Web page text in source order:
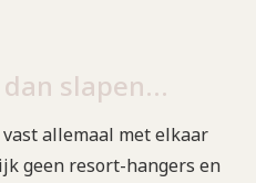
slapen…
allemaal met elkaar
geen resort-hangers en